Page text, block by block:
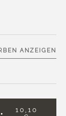
ANZEIGEN
10,10